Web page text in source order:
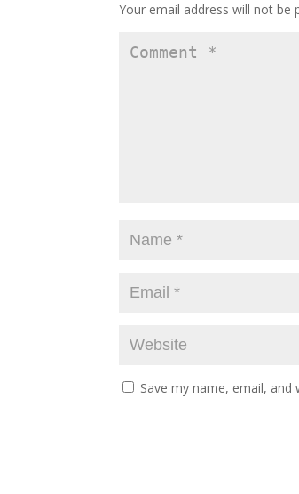
Your email address will not be
Save my name, email,